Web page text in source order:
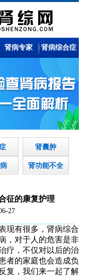
肾病专家 肾病综合症
肾囊肿
肾功能不全
征的康复护理
27
有很多，肾病综合
，对于人的危害是非
疗，不仅对以后的治
者的家庭也会造成负
复，我们来一起了解